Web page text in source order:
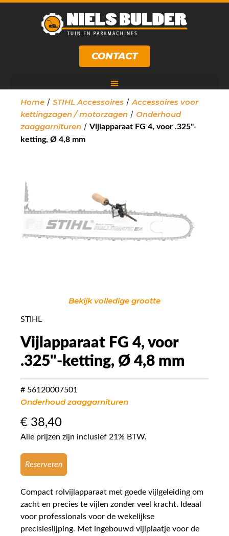
CONTACT
Home / STIHL Accessoires / Accessoires voor
kettingzagen / motorzagen / Onderhoud
zaaggarnituren / Vijlapparaat FG 4, voor .325"-
ketting, Ø 4,8 mm
Bekijk volledige grootte
STIHL
Vijlapparaat FG 4, voor
.325"-ketting, Ø 4,8 mm
# 56120007501
Onderhoud zaaggarnituren
€ 38,40
Alle prijzen zijn inclusief 21% BTW.
Reserveren
Compact rolvijlapparaat met goede vijlgeleiding om
zacht en precies te vijlen zonder veel kracht. Ideaal
voor professionals voor de wekelijkse
precisieslijping. Met ingebouwd vijlplaatje voor de